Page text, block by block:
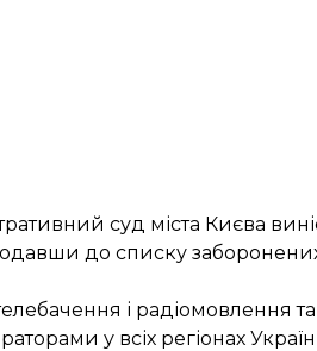
суд міста Києва
до списку
і радіомовлення
у всіх регіонах